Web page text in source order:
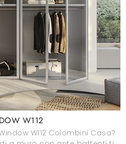
W112
W112 Colombini Casa?